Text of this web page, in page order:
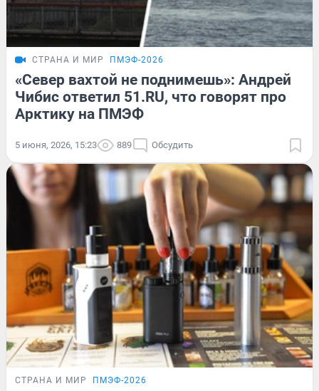
СТРАНА И МИР ПМЭФ-2026
«Север вахтой не поднимешь»: Андрей
Чибис ответил 51.RU, что говорят про
Арктику на ПМЭФ
5 июня, 2026, 15:23 889 Обсудить
СТРАНА И МИР ПМЭФ-2026